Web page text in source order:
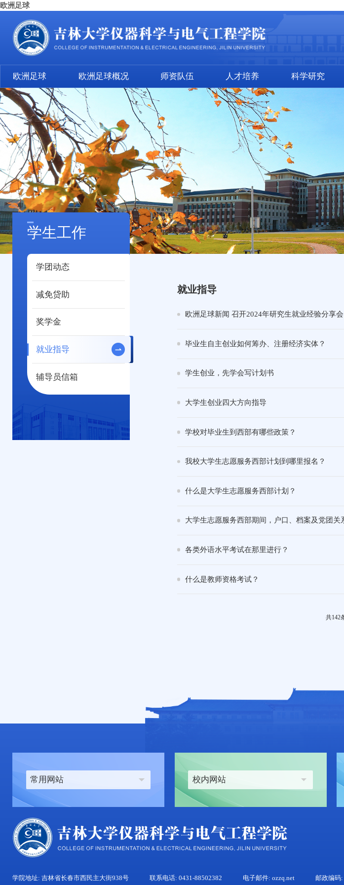
欧洲足球
欧洲足球 欧洲足球概况 师资队伍 人才培养 科学研究
学生工作
学团动态
减免贷助
奖学金
就业指导
辅导员信箱
就业指导
欧洲足球新闻 召开2024年研究生就业经验分享会
毕业生自主创业如何筹办、注册经济实体？
学生创业，先学会写计划书
大学生创业四大方向指导
学校对毕业生到西部有哪些政策？
我校大学生志愿服务西部计划到哪里报名？
什么是大学生志愿服务西部计划？
大学生志愿服务西部期间，户口、档案及党团关
各类外语水平考试在那里进行？
什么是教师资格考试？
共142
常用网站 校内网站
学院地址: 吉林省长春市西民主大街938号 联系电话: 0431-88502382 电子邮件: ozzq.net 邮政编码: